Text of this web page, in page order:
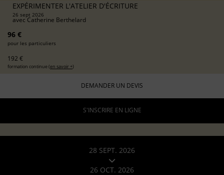
EXPÉRIMENTER L'ATELIER D'ÉCRITURE
26 sept 2026
avecCatherine Berthelard
96 €
pour les particuliers
192 €
formation continue (en savoir +)
DEMANDER UN DEVIS
S'INSCRIRE EN LIGNE
28 SEPT. 2026
26 OCT. 2026